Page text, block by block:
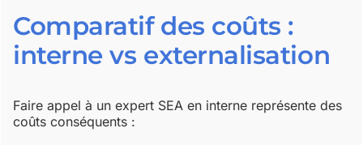
Comparatif des coûts :
interne vs externalisation
Faire appel à un expert SEA en interne représente des
coûts conséquents :